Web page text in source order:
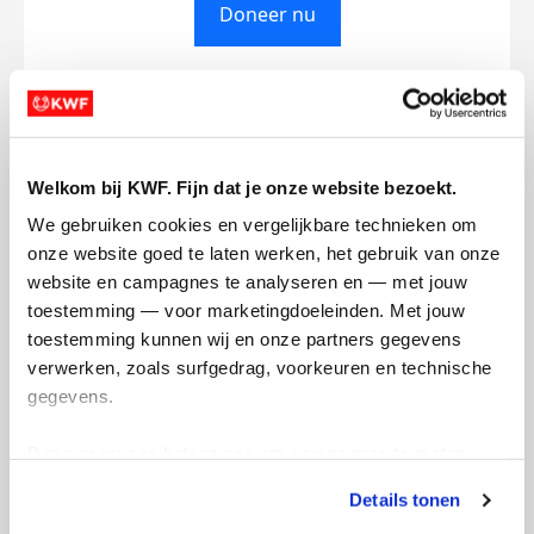
Welkom bij KWF. Fijn dat je onze website bezoekt.
We gebruiken cookies en vergelijkbare technieken om
onze website goed te laten werken, het gebruik van onze
website en campagnes te analyseren en — met jouw
toestemming — voor marketingdoeleinden. Met jouw
toestemming kunnen wij en onze partners gegevens
verwerken, zoals surfgedrag, voorkeuren en technische
gegevens.
tonen. Je kunt je toestemming op elk moment wijzigen of
Details tonen
Doneer nu
€390 €375
Doneer Word lid van mijn team
Updates